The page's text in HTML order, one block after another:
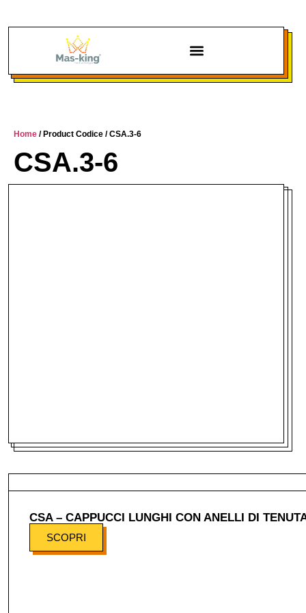
Home / Product Codice / CSA.3-6
CSA.3-6
CSA – CAPPUCCI LUNGHI CON ANELLI DI
SCOPRI